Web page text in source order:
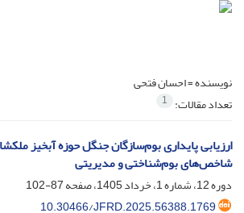
نویسنده =احسان فتحی
تعداد مقالات: 1
ارزیابی پایداری بوم‌سازگان جنگل حوزه آبخیز
شاخص‌های بوم‌شناختی و مدیریتی
دوره 12، شماره 1، خرداد 1405، صفحه
87-102
10.30466/JFRD.2025.56388.1769